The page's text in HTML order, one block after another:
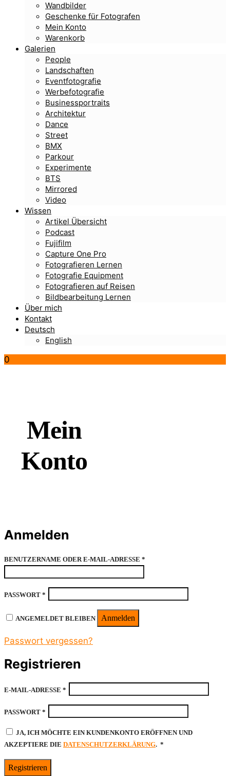
Wandbilder
Geschenke für Fotografen
Mein Konto
Warenkorb
Galerien
People
Landschaften
Eventfotografie
Werbefotografie
Businessportraits
Architektur
Dance
Street
BMX
Parkour
Experimente
BTS
Mirrored
Video
Wissen
Artikel Übersicht
Podcast
Fujifilm
Capture One Pro
Fotografieren Lernen
Fotografie Equipment
Fotografieren auf Reisen
Bildbearbeitung Lernen
Über mich
Kontakt
Deutsch
English
0
Mein
Konto
Anmelden
BENUTZERNAME ODER E-MAIL-ADRESSE *
PASSWORT *
ANGEMELDET BLEIBEN Anmelden
Passwort vergessen?
Registrieren
E-MAIL-ADRESSE *
PASSWORT *
JA, ICH MÖCHTE EIN KUNDENKONTO ERÖFFNEN UND
AKZEPTIERE DIE DATENSCHUTZERKLÄRUNG. *
Registrieren